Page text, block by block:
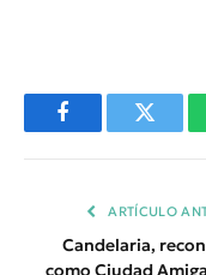
FacebookTwitter
ARTÍCULO
Candelaria,
como Ciudad